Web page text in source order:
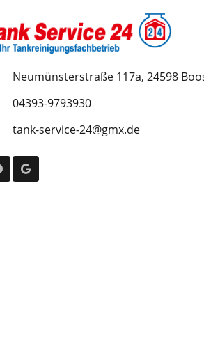
Neumünsterstraße 117a, 24598
04393-9793930
tank-service-24@gmx.de